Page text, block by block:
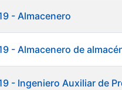
- Almacenero